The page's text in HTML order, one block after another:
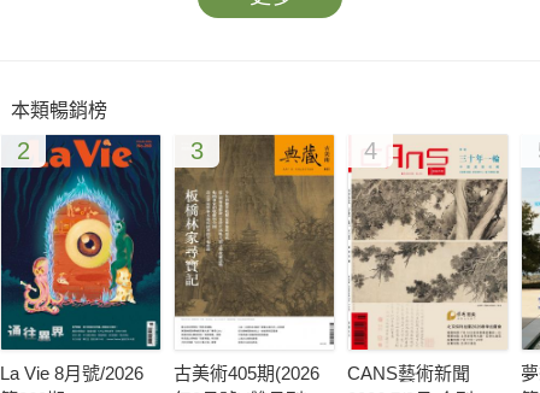
本類暢銷榜
2
La Vie 8月號/2026
3
古美術405期(2026
4
CANS藝術新聞